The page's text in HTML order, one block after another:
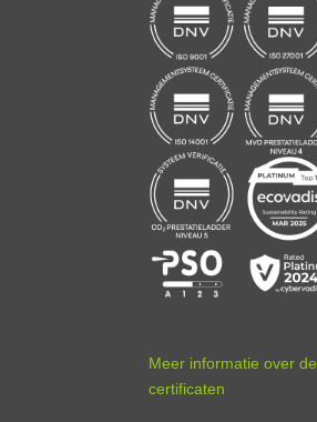
Meer informatie over de
certificaten